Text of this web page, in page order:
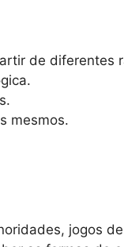
de diferentes
mesmos.
jogos